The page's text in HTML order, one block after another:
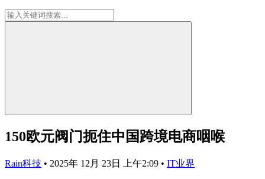
150欧元阀门扼住中国跨境电商咽喉
Rain科技 • 2025年 12月 23日 上午2:09 • IT业界